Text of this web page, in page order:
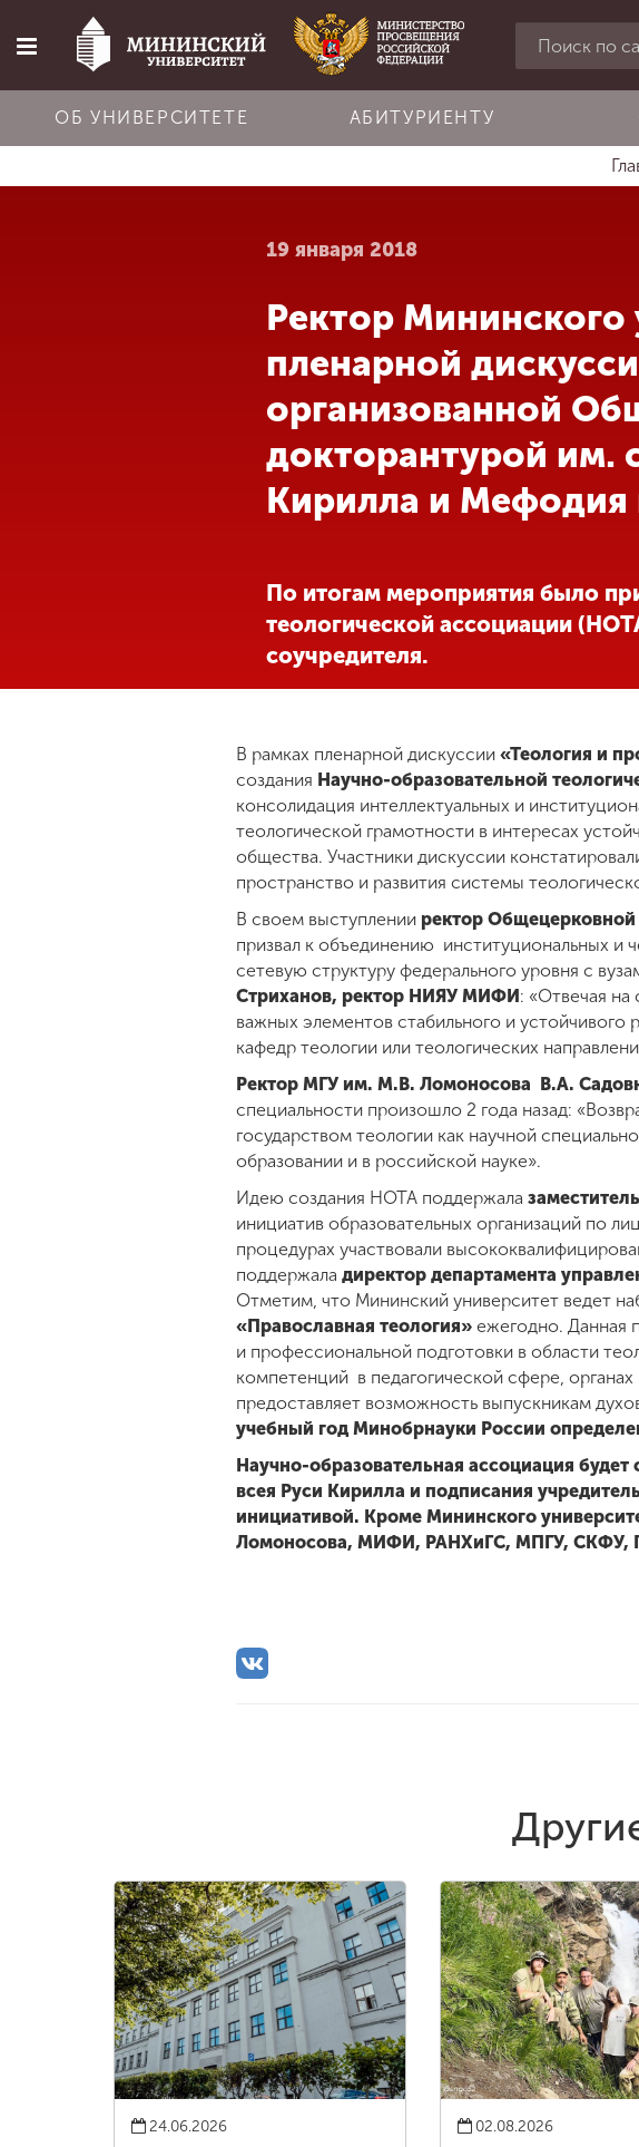
Главная
ОБ УНИВЕРСИТЕТЕ АБИТУРИЕНТУ
19 января 2018
Ректор Мининского
пленарной
организованной
докторантурой им.
Кирилла и Мефодия
По итогам мероприятия было
теологической ассоциации
соучредителя.
В рамках пленарной дискуссии «Теология и
создания Научно-образовательной
консолидация интеллектуальных и
теологической грамотности в интересах
общества. Участники дискуссии
пространство и развития системы
В своем выступлении ректор
призвал к объединению институциональных и
сетевую структуру федерального уровня с
Стриханов, ректор НИЯУ МИФИ: «Отвечая на
важных элементов стабильного и
кафедр теологии или теологических
Ректор МГУ им. М.В. Ломоносова В.А.
специальности произошло 2 года назад:
государством теологии как научной
образовании и в российской науке».
Идею создания НОТА поддержала
инициатив образовательных организаций по
процедурах участвовали
поддержала директор департамента
Отметим, что Мининский университет ведет
«Православная теология» ежегодно. Данная
и профессиональной подготовки в области
компетенций в педагогической сфере,
предоставляет возможность выпускникам
учебный год Минобрнауки России
Научно-образовательная ассоциация
всея Руси Кирилла и подписания
инициативой. Кроме Мининского
Ломоносова, МИФИ, РАНХиГС, МПГУ, СКФУ,
24.06.2026 02.08.2026